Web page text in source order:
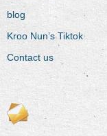
blog
Kroo Nun’s Tiktok
Contact us